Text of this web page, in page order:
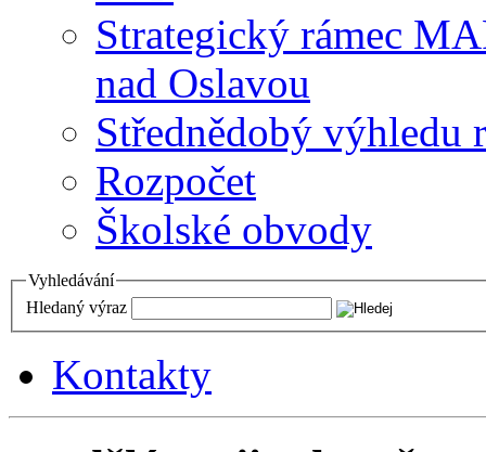
Strategický rámec
nad Oslavou
Střednědobý výhledu
Rozpočet
Školské obvody
Vyhledávání
Hledaný výraz
Kontakty